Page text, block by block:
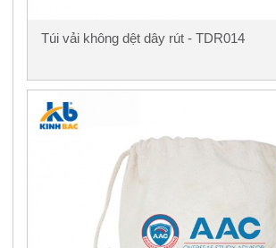
Túi vải không dệt dây rút - TDR014